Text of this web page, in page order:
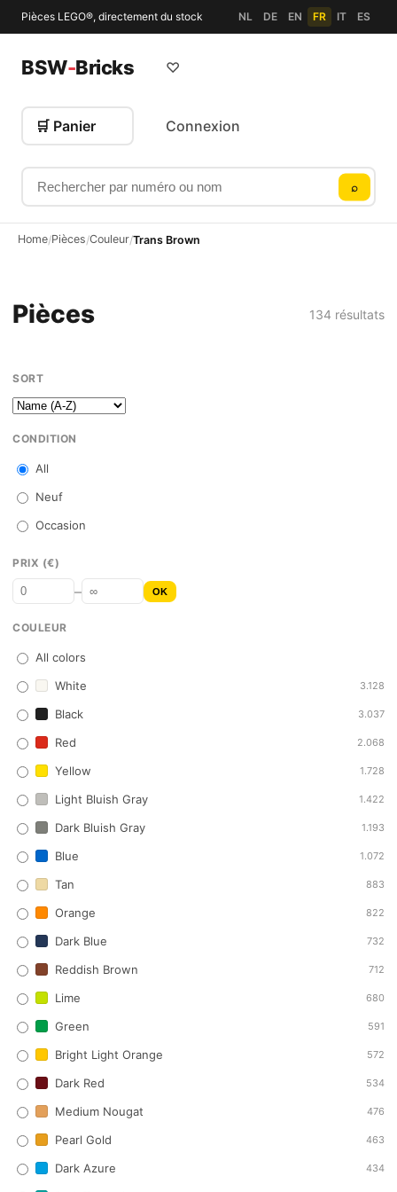
Pièces LEGO®, directement du stock NL DE EN FR IT ES
BSW-Bricks
Rechercher par numéro ou nom
⌕
♡
🛒 Panier Connexion
Home/Pièces/Couleur/Trans Brown
Pièces 134 résultats
SORT
CONDITION
All
Neuf
Occasion
PRIX (€)
– OK
COULEUR
All colors
White
3.128
Black 3.037
Red 2.068
Yellow 1.728
Light Bluish Gray 1.422
Dark Bluish Gray 1.193
Blue 1.072
Tan 883
Orange 822
Dark Blue 732
Reddish Brown 712
Lime 680
Green 591
Bright Light Orange 572
Dark Red 534
Medium Nougat 476
Pearl Gold 463
Dark Azure 434